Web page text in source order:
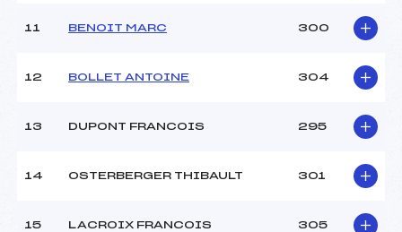
11 BENOIT MARC 300
12 BOLLET ANTOINE 304
13 DUPONT FRANCOIS 295
14 OSTERBERGER THIBAULT 301
15 LACROIX FRANCOIS 305